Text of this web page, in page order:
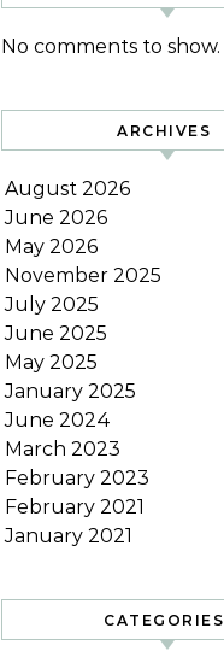
No comments to show.
ARCHIVES
August 2026
June 2026
May 2026
November 2025
July 2025
June 2025
May 2025
January 2025
June 2024
March 2023
February 2023
February 2021
January 2021
CATEGORIES